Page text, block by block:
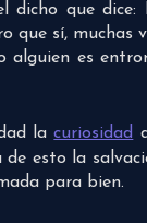
dicho que
que sí, muchas
alguien es
lacuriosidad
de esto la
para bien.